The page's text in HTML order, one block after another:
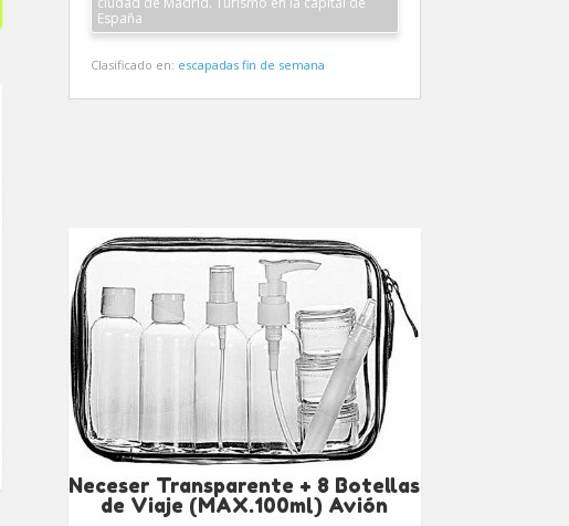
España
Clasificado en: escapadas fin de semana
Neceser Transparente + 8 Botellas
de Viaje (MAX.100ml) Avión